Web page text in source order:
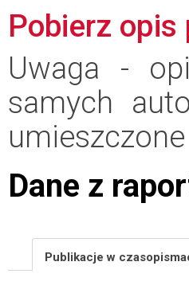
Pobierz opis
Uwaga -
samych
Dane z
Publikacje w